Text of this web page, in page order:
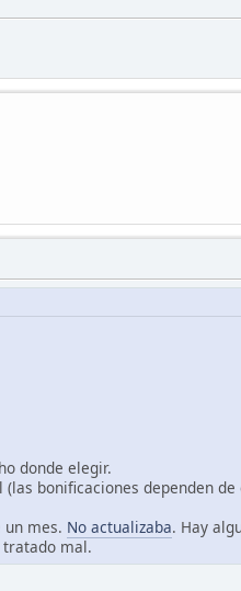
donde elegir.
bonificaciones dependen de
un mes. No actualizaba. Hay
tratado mal.